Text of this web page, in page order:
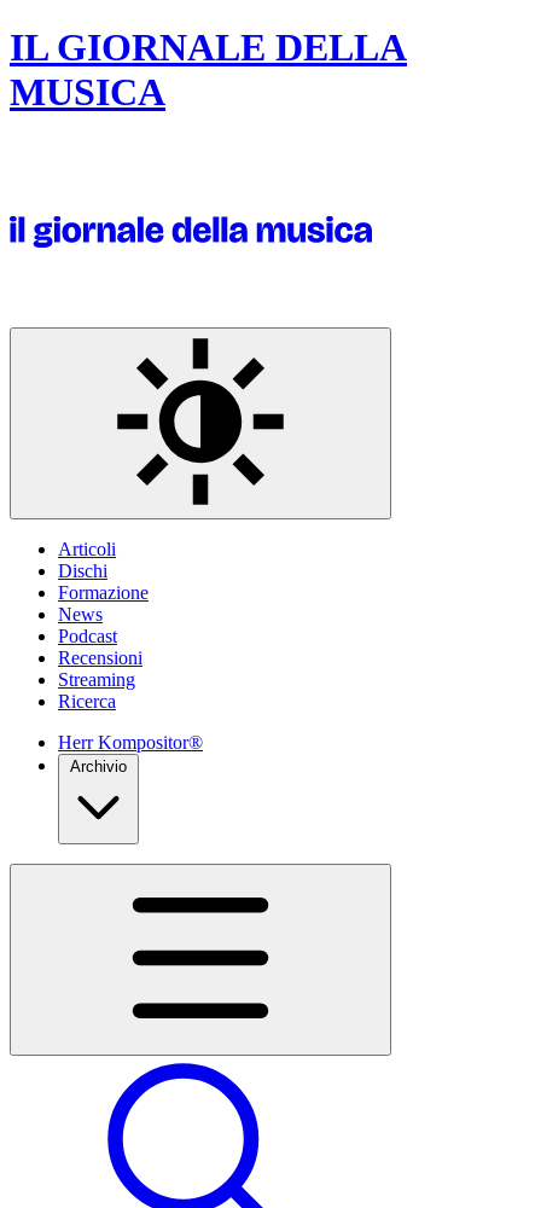
IL GIORNALE DELLA
MUSICA
Articoli
Dischi
Formazione
News
Podcast
Recensioni
Streaming
Ricerca
Herr Kompositor®
Archivio